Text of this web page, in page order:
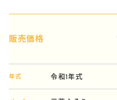
販売価格
年式 令和1年式